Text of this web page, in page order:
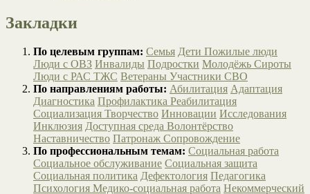
Закладки
По целевым группам: Семья Дети Пожилые люди
Люди с ОВЗ Инвалиды Подростки Молодёжь Сироты
Люди с РАС ТЖС Ветераны Участники СВО
По направлениям работы: Абилитация Адаптация
Диагностика Профилактика Реабилитация
Социализация Творчество Инновации Исследования
Инклюзия Доступная среда Волонтёрство
Наставничество Патронаж Сопровождение
По профессиональным темам: Социальная работа
Социальное обслуживание Социальная защита
Социальная политика Дефектология Педагогика
Психология Медико-социальная работа Некоммерческий